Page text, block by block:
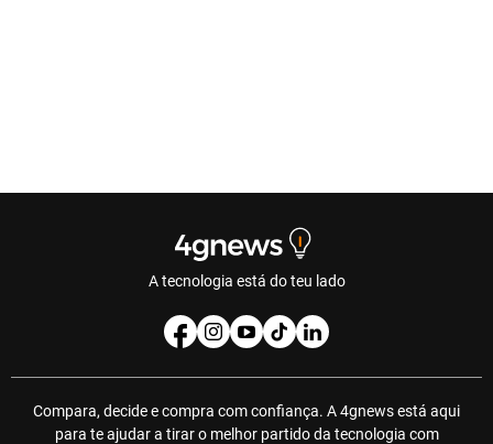
A tecnologia está do teu lado
Compara, decide e compra com confiança. A 4gnews está aqui
para te ajudar a tirar o melhor partido da tecnologia com